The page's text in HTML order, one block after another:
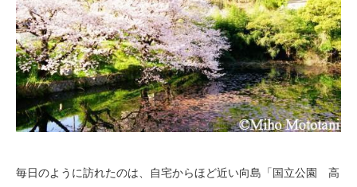
毎日のように訪れたのは、自宅からほど近い向島「国立公園 高